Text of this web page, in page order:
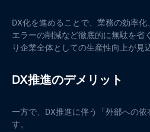
DX化を進めることで、業務の効率
エラーの削減など徹底的に無駄を省
り企業全体としての生産性向上が見
DX推進のデメリット
一方で、DX推進に伴う「外部への
す。